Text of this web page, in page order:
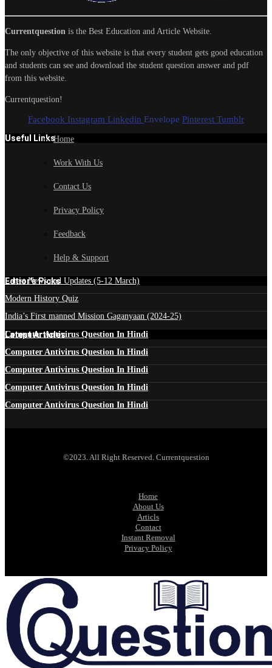
Currentquestion is the Best Education and Article Website.
The only objective of this website is that every student gets good education
and students can see and download the student question answer and pdf
from this website.
Currentquestion!
Facebook Instagram Linkedin Envelope Pinterest Tumblr
Useful LinksHome
Work With Us
Contact Us
Privacy Policy
Feedback
Help & Support
Edtior's Picks
Latest News and Updates (5-12 March)
Modern History Quiz
India’s First manned Mission Gaganyaan (2024-25)
Latest Articles
Computer Antivirus Question In Hindi
Computer Antivirus Question In Hindi
Computer Antivirus Question In Hindi
Computer Antivirus Question In Hindi
Computer Antivirus Question In Hindi
©2023. All Right Reserved. Currentquestion
Home
About Us
Articls
Contact
Instant Removal
Privacy Policy